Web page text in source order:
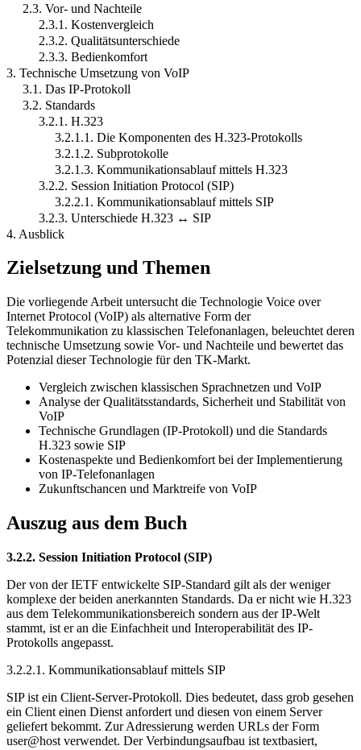
2.3. Vor- und Nachteile
2.3.1. Kostenvergleich
2.3.2. Qualitätsunterschiede
2.3.3. Bedienkomfort
3. Technische Umsetzung von VoIP
3.1. Das IP-Protokoll
3.2. Standards
3.2.1. H.323
3.2.1.1. Die Komponenten des H.323-Protokolls
3.2.1.2. Subprotokolle
3.2.1.3. Kommunikationsablauf mittels H.323
3.2.2. Session Initiation Protocol (SIP)
3.2.2.1. Kommunikationsablauf mittels SIP
3.2.3. Unterschiede H.323 ↔ SIP
4. Ausblick
Zielsetzung und Themen
Die vorliegende Arbeit untersucht die Technologie Voice over
Internet Protocol (VoIP) als alternative Form der
Telekommunikation zu klassischen Telefonanlagen, beleuchtet deren
technische Umsetzung sowie Vor- und Nachteile und bewertet das
Potenzial dieser Technologie für den TK-Markt.
Vergleich zwischen klassischen Sprachnetzen und VoIP
Analyse der Qualitätsstandards, Sicherheit und Stabilität von
VoIP
Technische Grundlagen (IP-Protokoll) und die Standards
H.323 sowie SIP
Kostenaspekte und Bedienkomfort bei der Implementierung
von IP-Telefonanlagen
Zukunftschancen und Marktreife von VoIP
Auszug aus dem Buch
3.2.2. Session Initiation Protocol (SIP)
Der von der IETF entwickelte SIP-Standard gilt als der weniger
komplexe der beiden anerkannten Standards. Da er nicht wie H.323
aus dem Telekommunikationsbereich sondern aus der IP-Welt
stammt, ist er an die Einfachheit und Interoperabilität des IP-
Protokolls angepasst.
3.2.2.1. Kommunikationsablauf mittels SIP
SIP ist ein Client-Server-Protokoll. Dies bedeutet, dass grob gesehen
ein Client einen Dienst anfordert und diesen von einem Server
geliefert bekommt. Zur Adressierung werden URLs der Form
user@host verwendet. Der Verbindungsaufbau ist textbasiert,